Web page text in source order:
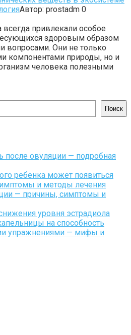
Автор: prostadm 0
привлекали особое
здоровым образом
вопросами. Они не только
компонентами природы, но и
человека полезными
Поиск
овуляции — подробная
ребенка может появиться
и методы лечения
— причины, симптомы и
уровня эстрадиола
на способность
упражнениями — мифы и